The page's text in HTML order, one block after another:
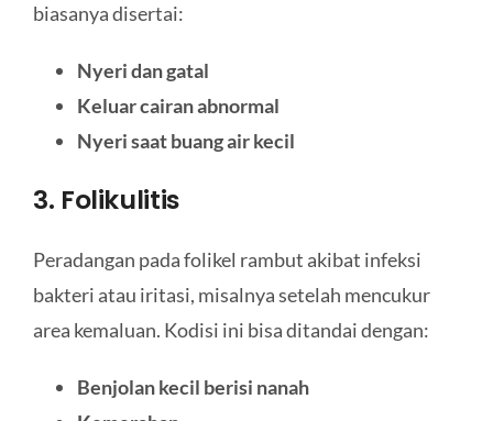
biasanya disertai:
Nyeri dan gatal
Keluar cairan abnormal
Nyeri saat buang air kecil
3. Folikulitis
Peradangan pada folikel rambut akibat infeksi
bakteri atau iritasi, misalnya setelah mencukur
area kemaluan. Kodisi ini bisa ditandai dengan:
Benjolan kecil berisi nanah